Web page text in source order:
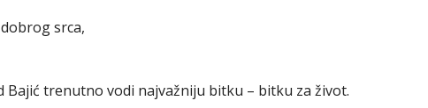
srca,
Bajić trenutno vodi najvažniju bitku – bitku za život.